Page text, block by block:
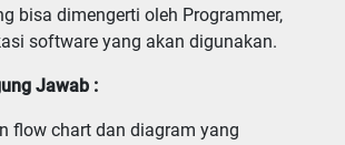
bisa dimengerti oleh Programmer,
software yang akan digunakan.
Jawab :
flow chart dan diagram yang